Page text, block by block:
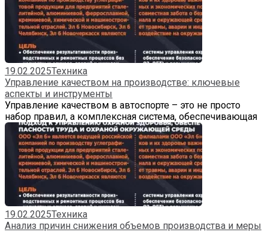
19.02.2025Техника
Управление качеством на производстве: ключевые
аспекты и инструменты
Управление качеством в автоспорте – это не просто
набор правил, а комплексная система, обеспечивающая
19.02.2025Техника
Анализ причин снижения объемов производства и меры